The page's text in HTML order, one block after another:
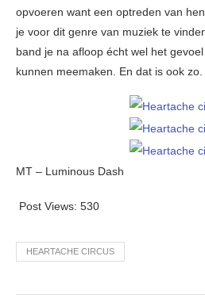
opvoeren want een optreden van
je voor dit genre van muziek te
band je na afloop écht wel het
kunnen meemaken. En dat is ook zo.
MT – Luminous Dash
Post Views: 530
HEARTACHE CIRCUS